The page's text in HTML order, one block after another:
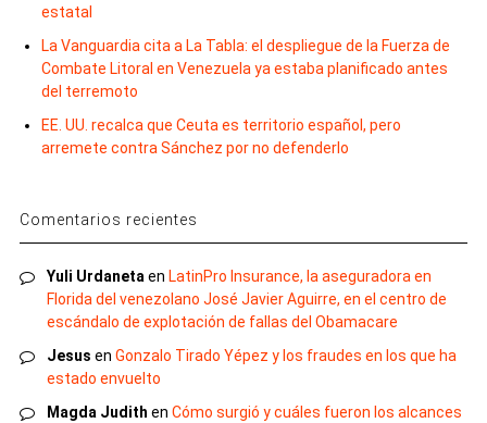
estatal
La Vanguardia cita a La Tabla: el despliegue de la Fuerza de
Combate Litoral en Venezuela ya estaba planificado antes
del terremoto
EE. UU. recalca que Ceuta es territorio español, pero
arremete contra Sánchez por no defenderlo
Comentarios recientes
Yuli Urdaneta en LatinPro Insurance, la aseguradora en
Florida del venezolano José Javier Aguirre, en el centro de
escándalo de explotación de fallas del Obamacare
Jesus en Gonzalo Tirado Yépez y los fraudes en los que ha
estado envuelto
Magda Judith en Cómo surgió y cuáles fueron los alcances